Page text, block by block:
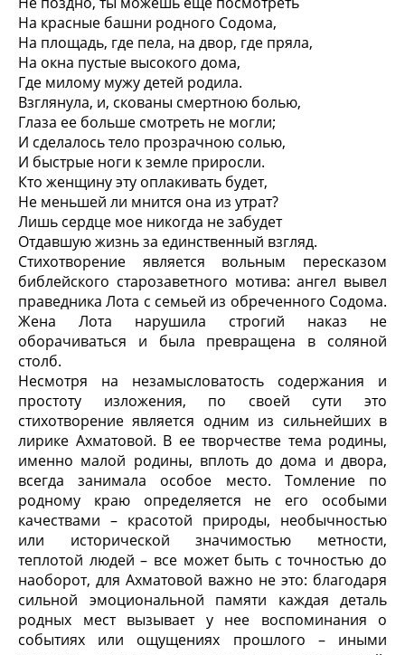
На красные башни родного Содома,
На площадь, где пела, на двор, где пряла,
На окна пустые высокого дома,
Где милому мужу детей родила.
Взглянула, и, скованы смертною болью,
Глаза ее больше смотреть не могли;
И сделалось тело прозрачною солью,
И быстрые ноги к земле приросли.
Кто женщину эту оплакивать будет,
Не меньшей ли мнится она из утрат?
Лишь сердце мое никогда не забудет
Отдавшую жизнь за единственный взгляд.
Стихотворение является вольным пересказом
библейского старозаветного мотива: ангел вывел
праведника Лота с семьей из обреченного Содома.
Жена Лота нарушила строгий наказ не
оборачиваться и была превращена в соляной
столб.
Несмотря на незамысловатость содержания и
простоту изложения, по своей сути это
стихотворение является одним из сильнейших в
лирике Ахматовой. В ее творчестве тема родины,
именно малой родины, вплоть до дома и двора,
всегда занимала особое место. Томление по
родному краю определяется не его особыми
качествами – красотой природы, необычностью
или исторической значимостью метности,
теплотой людей – все может быть с точностью до
наоборот, для Ахматовой важно не это: благодаря
сильной эмоциональной памяти каждая деталь
родных мест вызывает у нее воспоминания о
событиях или ощущениях прошлого – иными